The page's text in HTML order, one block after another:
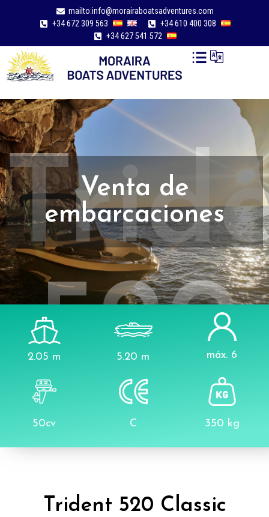
mailto:info@morairaboatsadventures.com
+34 672 309 563
+34 610 400 308
+34 627 541 572
520
Venta de
embarcaciones
2.05 m 5.20 m máx. 6
50cv C 350 kg
Trident 520 Classic